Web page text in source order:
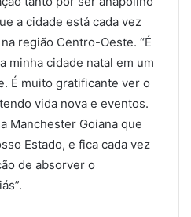
a cidade está cada vez
região Centro-Oeste. “É
minha cidade natal em um
É muito gratificante ver o
vida nova e eventos.
Manchester Goiana que
Estado, e fica cada vez
de absorver o